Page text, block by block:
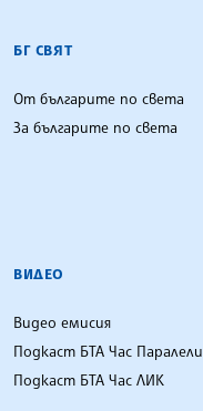
БГ СВЯТ
От българите по света
За българите по света
ВИДЕО
Видео емисия
Подкаст БТА Час Паралели
Подкаст БТА Час ЛИК